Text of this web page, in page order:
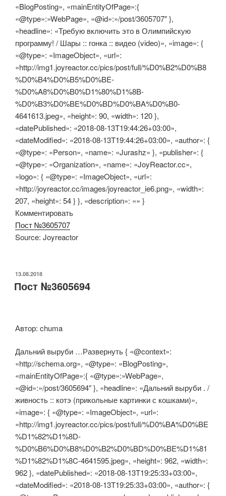
«BlogPosting», «mainEntityOfPage»:{
«@type»:»WebPage», «@id»:»/post/3605707″ },
«headline»: «Требую включить это в Олимпийскую
программу! / Шары :: гонка :: видео (video)», «image»: {
«@type»: «ImageObject», «url»:
«http://img1.joyreactor.cc/pics/post/full/%D0%B2%D0%B8
%D0%B4%D0%B5%D0%BE-
%D0%A8%D0%B0%D1%80%D1%8B-
%D0%B3%D0%BE%D0%BD%D0%BA%D0%B0-
4641613.jpeg», «height»: 90, «width»: 120 },
«datePublished»: «2018-08-13T19:44:26+03:00»,
«dateModified»: «2018-08-13T19:44:26+03:00», «author»: {
«@type»: «Person», «name»: «Jurashz» }, «publisher»: {
«@type»: «Organization», «name»: «JoyReactor.cc»,
«logo»: { «@type»: «ImageObject», «url»:
«http://joyreactor.cc/images/joyreactor_ie6.png», «width»:
207, «height»: 54 } }, «description»: «» }
Комментировать
Пост №3605707
Source: Joyreactor
ОПУБЛИКОВАНО
13.08.2018
Пост №3605694
Автор: chuma
Дальний выруби …Развернуть { «@context»:
«http://schema.org», «@type»: «BlogPosting»,
«mainEntityOfPage»:{ «@type»:»WebPage»,
«@id»:»/post/3605694″ }, «headline»: «Дальний выруби . /
живность :: котэ (прикольные картинки с кошками)»,
«image»: { «@type»: «ImageObject», «url»:
«http://img1.joyreactor.cc/pics/post/full/%D0%BA%D0%BE
%D1%82%D1%8D-
%D0%B6%D0%B8%D0%B2%D0%BD%D0%BE%D1%81
%D1%82%D1%8C-4641595.jpeg», «height»: 962, «width»:
962 }, «datePublished»: «2018-08-13T19:25:33+03:00»,
«dateModified»: «2018-08-13T19:25:33+03:00», «author»: {